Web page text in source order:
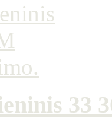
33